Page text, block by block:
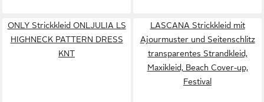
ONLY Strickkleid ONLJULIA LS
HIGHNECK PATTERN DRESS
KNT
LASCANA Strickkleid mit
Ajourmuster und Seitenschlitz
transparentes Strandkleid,
Maxikleid, Beach Cover-up,
Festival